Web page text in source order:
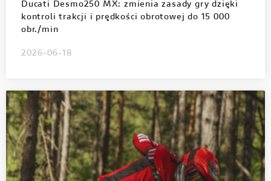
Ducati Desmo250 MX: zmienia zasady gry dzięki
kontroli trakcji i prędkości obrotowej do 15 000
obr./min
2026-06-18